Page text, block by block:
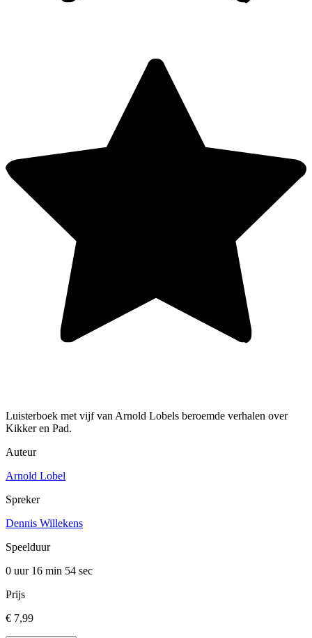
Luisterboek met vijf van Arnold Lobels beroemde verhalen over
Kikker en Pad.
Auteur
Arnold Lobel
Spreker
Dennis Willekens
Speelduur
0 uur 16 min 54 sec
Prijs
€ 7,99